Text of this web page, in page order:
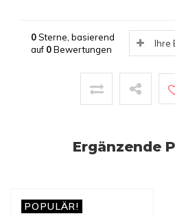
0Sterne, basierend
auf 0Bewertungen
Ihre
Ergänzende
POPULÄR!